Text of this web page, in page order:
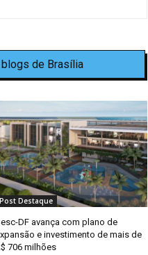
de Brasília
Post Destaque
DF avança com plano de
e investimento de mais de
706 milhões